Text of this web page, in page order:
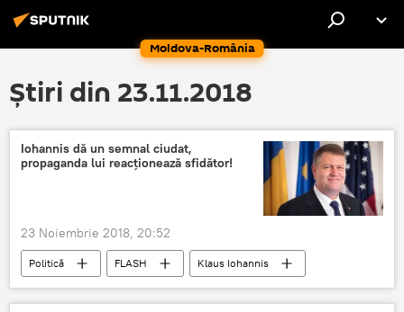
Moldova-România
Știri din 23.11.2018
Iohannis dă un semnal ciudat,
propaganda lui reacționează sfidător!
23 Noiembrie 2018, 20:52
Politică FLASH Klaus Iohannis